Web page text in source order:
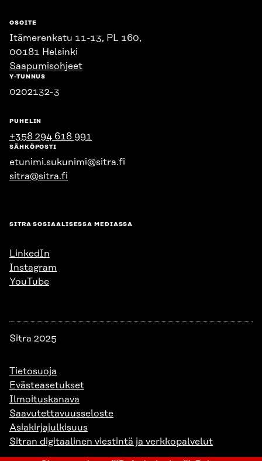
OSOITE
Itämerenkatu 11-13, PL 160,
00181 Helsinki
Saapumisohjeet
Y-TUNNUS
0202132-3
PUHELIN
+358 294 618 991
SÄHKÖPOSTI
etunimi.sukunimi@sitra.fi
sitra@sitra.fi
SITRA SOSIAALISESSA MEDIASSA
LinkedIn
Instagram
YouTube
Sitra 2025
Tietosuoja
Evästeasetukset
Ilmoituskanava
Saavutettavuusseloste
Asiakirjajulkisuus
Sitran digitaalinen viestintä ja verkkopalvelut